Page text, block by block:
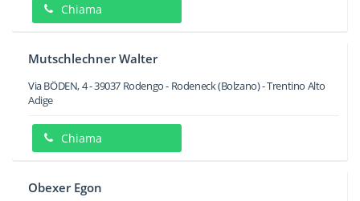
Chiama
Mutschlechner Walter
Via BÖDEN, 4-39037 Rodengo - Rodeneck(Bolzano) -Trentino Alto
Adige
Chiama
Obexer Egon